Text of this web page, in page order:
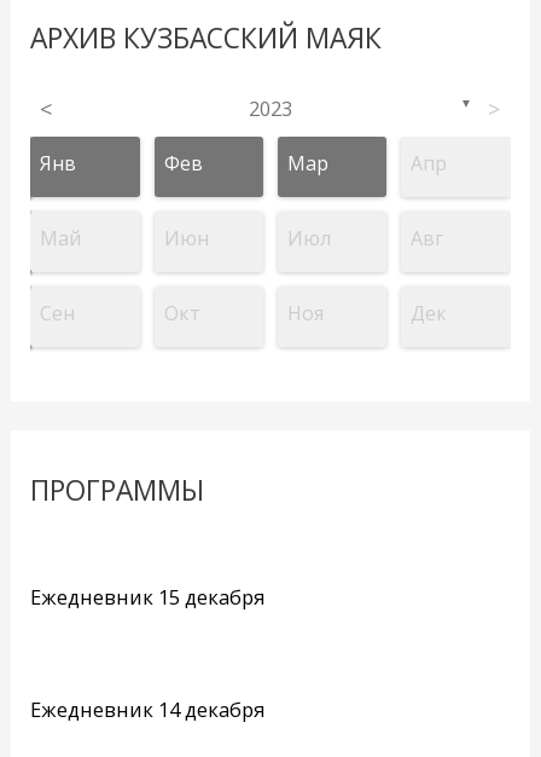
АРХИВ КУЗБАССКИЙ МАЯК
< 2023 ▼ >
Янв Фев Мар Апр
Май Июн Июл Авг
Сен Окт Ноя Дек
ПРОГРАММЫ
Ежедневник 15 декабря
Ежедневник 14 декабря